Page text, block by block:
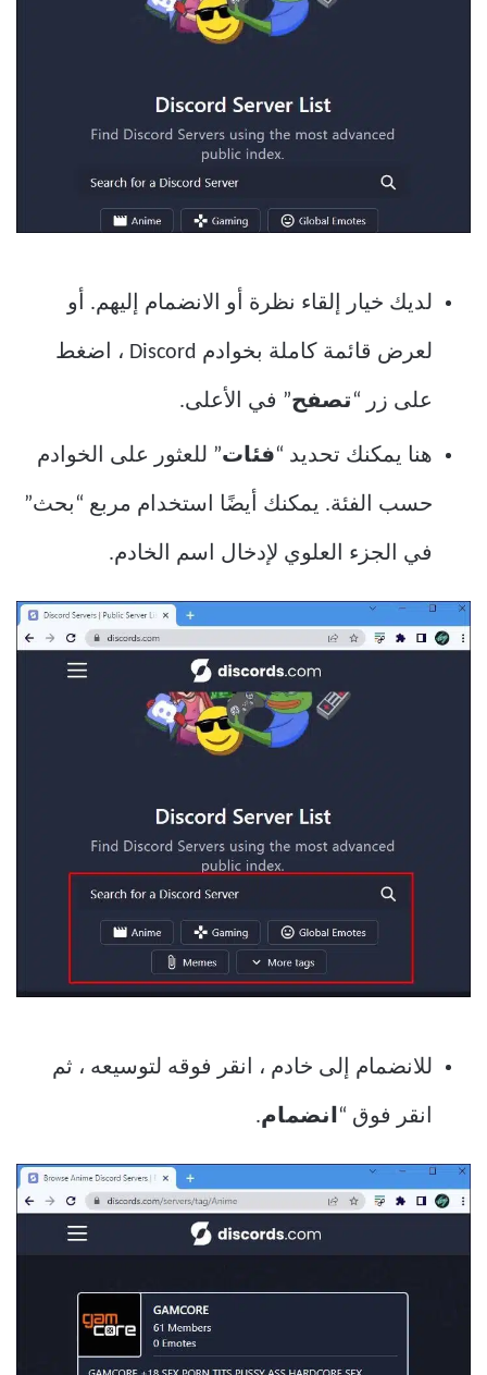
لديك خيار إلقاء نظرة أو الانضمام إليهم. أو
لعرض قائمة كاملة بخوادم Discord ، اضغط
على زر “ تصفح” في الأعلى.
هنا يمكنك تحديد “فئات” للعثور على الخوادم
حسب الفئة. يمكنك أيضًا استخدام مربع “بحث”
في الجزء العلوي لإدخال اسم الخادم.
للانضمام إلى خادم ، انقر فوقه لتوسيعه ، ثم
انقر فوق “انضمام.